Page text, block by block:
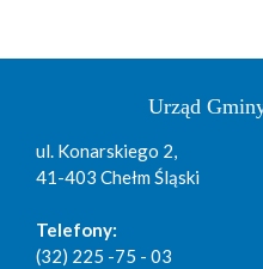
Urząd
ul. Konarskiego 2,
41-403 Chełm Śląski
Telefony:
(32) 225 -75 - 03